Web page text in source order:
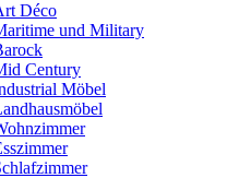
Déco
und Military
Century
Möbel